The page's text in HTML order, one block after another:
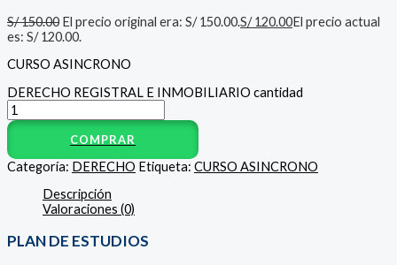
S/150.00 El precio original era: S/ 150.00.S/120.00El precio actual
es: S/ 120.00.
CURSO ASINCRONO
DERECHO REGISTRAL E INMOBILIARIO cantidad
COMPRAR
Categoría: DERECHO Etiqueta: CURSO ASINCRONO
Descripción
Valoraciones (0)
PLAN DE ESTUDIOS